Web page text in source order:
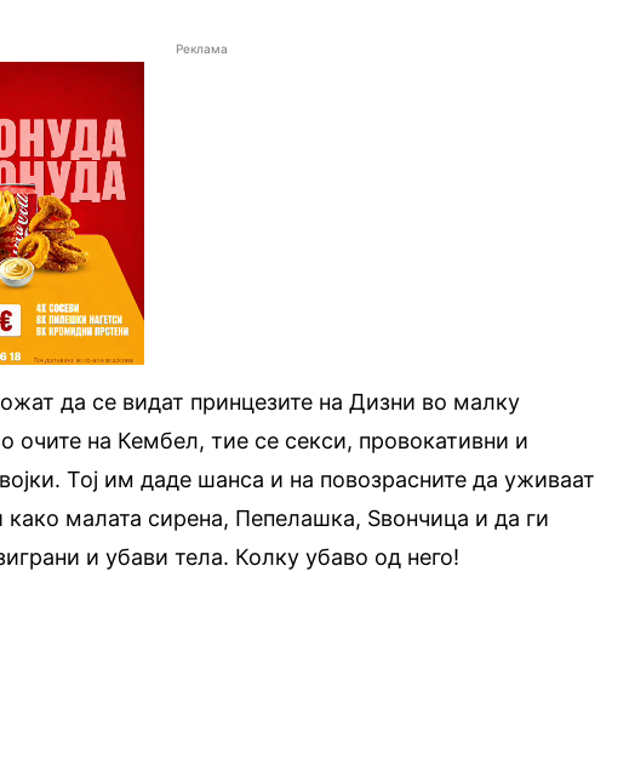
Реклама
да се видат принцезите на Дизни во малку
очите на Кембел, тие се секси, провокативни и
Тој им даде шанса и на повозрасните да уживаат
како малата сирена, Пепелашка, Ѕвончица и да ги
и убави тела. Колку убаво од него!